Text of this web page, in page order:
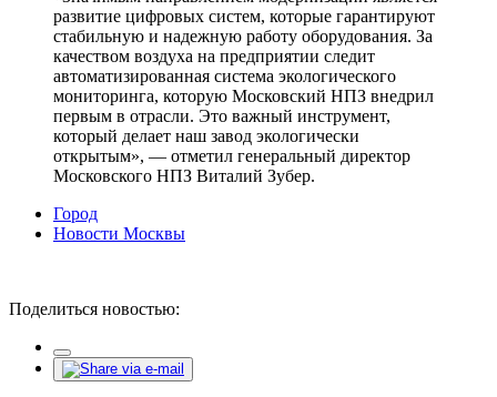
развитие цифровых систем, которые гарантируют
стабильную и надежную работу оборудования. За
качеством воздуха на предприятии следит
автоматизированная система экологического
мониторинга, которую Московский НПЗ внедрил
первым в отрасли. Это важный инструмент,
который делает наш завод экологически
открытым», — отметил генеральный директор
Московского НПЗ Виталий Зубер.
Город
Новости Москвы
Поделиться новостью: